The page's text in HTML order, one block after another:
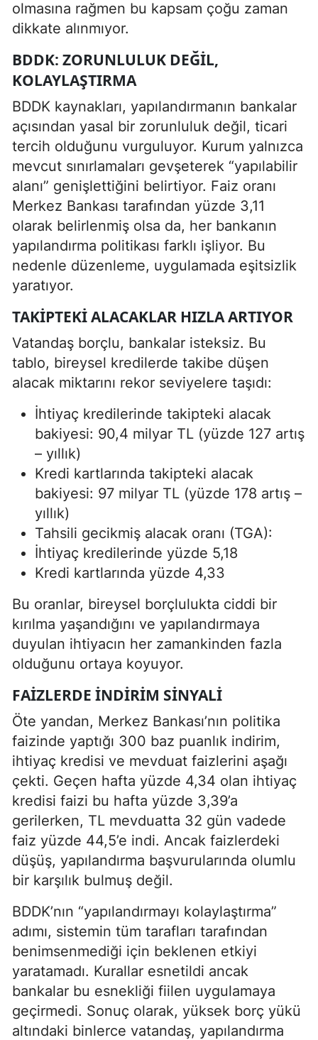
olmasına rağmen bu kapsam çoğu zaman
dikkate alınmıyor.
BDDK: ZORUNLULUK DEĞIL,
KOLAYLAŞTIRMA
BDDK kaynakları, yapılandırmanın bankalar
açısından yasal bir zorunluluk değil, ticari
tercih olduğunu vurguluyor. Kurum yalnızca
mevcut sınırlamaları gevşeterek “yapılabilir
alanı” genişlettiğini belirtiyor. Faiz oranı
Merkez Bankası tarafından yüzde 3,11
olarak belirlenmiş olsa da, her bankanın
yapılandırma politikası farklı işliyor. Bu
nedenle düzenleme, uygulamada eşitsizlik
yaratıyor.
TAKIPTEKI ALACAKLAR HIZLA ARTIYOR
Vatandaş borçlu, bankalar isteksiz. Bu
tablo, bireysel kredilerde takibe düşen
alacak miktarını rekor seviyelere taşıdı:
İhtiyaç kredilerinde takipteki alacak
bakiyesi: 90,4 milyar TL (yüzde 127 artış
– yıllık)
Kredi kartlarında takipteki alacak
bakiyesi: 97 milyar TL (yüzde 178 artış –
yıllık)
Tahsili gecikmiş alacak oranı (TGA):
İhtiyaç kredilerinde yüzde 5,18
Kredi kartlarında yüzde 4,33
Bu oranlar, bireysel borçlulukta ciddi bir
kırılma yaşandığını ve yapılandırmaya
duyulan ihtiyacın her zamankinden fazla
olduğunu ortaya koyuyor.
FAIZLERDE İNDIRIM SINYALI
Öte yandan, Merkez Bankası’nın politika
faizinde yaptığı 300 baz puanlık indirim,
ihtiyaç kredisi ve mevduat faizlerini aşağı
çekti. Geçen hafta yüzde 4,34 olan ihtiyaç
kredisi faizi bu hafta yüzde 3,39’a
gerilerken, TL mevduatta 32 gün vadede
faiz yüzde 44,5’e indi. Ancak faizlerdeki
düşüş, yapılandırma başvurularında olumlu
bir karşılık bulmuş değil.
BDDK’nın “yapılandırmayı kolaylaştırma”
adımı, sistemin tüm tarafları tarafından
benimsenmediği için beklenen etkiyi
yaratamadı. Kurallar esnetildi ancak
bankalar bu esnekliği fiilen uygulamaya
geçirmedi. Sonuç olarak, yüksek borç yükü
altındaki binlerce vatandaş, yapılandırma